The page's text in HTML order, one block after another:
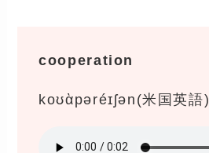
cooperation
koʊὰpəréɪʃən(米国英語)